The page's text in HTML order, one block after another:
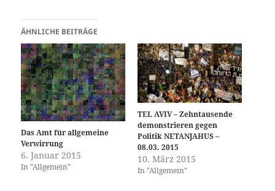
ÄHNLICHE BEITRÄGE
Das Amt für allgemeine
Verwirrung
6. Januar 2015
In "Allgemein"
TEL AVIV – Zehntausende
demonstrieren gegen
Politik NETANJAHUS –
08.03. 2015
10. März 2015
In "Allgemein"